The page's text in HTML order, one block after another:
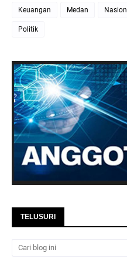
Keuangan Medan
Politik
TELUSURI